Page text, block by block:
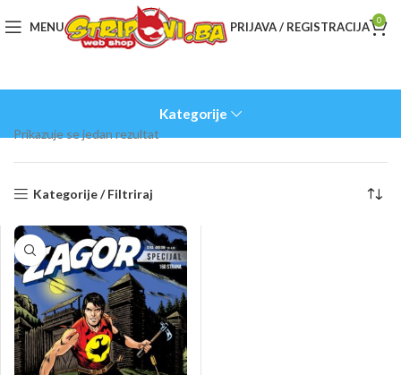
MENU PRIJAVA / REGISTRACIJA 0
Kategorije
Prikazuje se jedan rezultat
Kategorije / Filtriraj